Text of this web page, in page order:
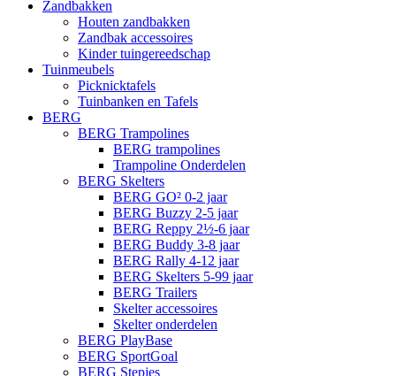
Zandbakken
Houten zandbakken
Zandbak accessoires
Kinder tuingereedschap
Tuinmeubels
Picknicktafels
Tuinbanken en Tafels
BERG
BERG Trampolines
BERG trampolines
Trampoline Onderdelen
BERG Skelters
BERG GO² 0-2 jaar
BERG Buzzy 2-5 jaar
BERG Reppy 2½-6 jaar
BERG Buddy 3-8 jaar
BERG Rally 4-12 jaar
BERG Skelters 5-99 jaar
BERG Trailers
Skelter accessoires
Skelter onderdelen
BERG PlayBase
BERG SportGoal
BERG Stepjes